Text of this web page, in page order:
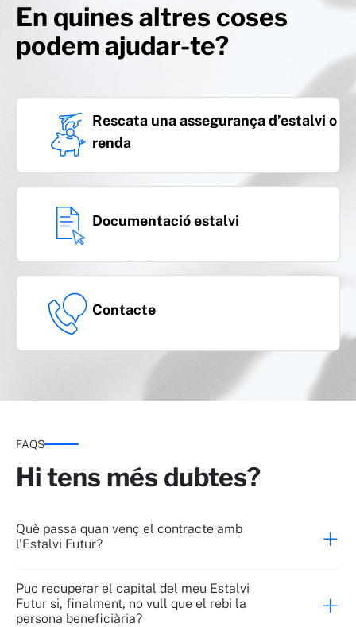
En quines altres coses
podem ajudar-te?
Rescata una assegurança d’estalvi o
renda
Documentació estalvi
Contacte
FAQS
Hi tens més dubtes?
Què passa quan venç el contracte amb
l’Estalvi Futur?
Puc recuperar el capital del meu Estalvi
Futur si, finalment, no vull que el rebi la
persona beneficiària?